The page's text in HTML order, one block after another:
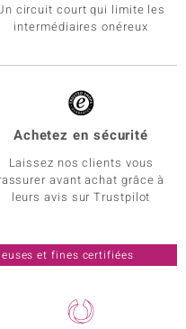
circuit court qui limite les
intermédiaires onéreux
Achetez en sécurité
Laissez nos clients vous
avant achat grâce à
leurs avis sur Trustpilot
et fines certifiées